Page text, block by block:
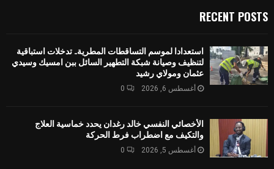
RECENT POSTS
استعدادا لموسم التساقطات المطرية.. تدخلات استباقية
لتنظيف وصيانة شبكة التطهير السائل ببن امسيك وسيدي
عثمان ومولاي رشيد
أغسطس 6, 2026 0
الأخصائي النفسي خالد رغدان يحدد خماسية العلاج
والتكيف مع اضطراب فرط الحركة
أغسطس 5, 2026 0